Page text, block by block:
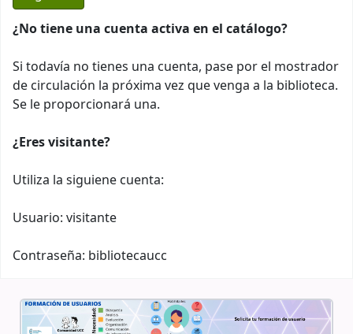
¿No tiene una cuenta activa en el catálogo?
Si todavía no tienes una cuenta, pase por el mostrador
de circulación la próxima vez que venga a la biblioteca.
Se le proporcionará una.
¿Eres visitante?
Utiliza la siguiene cuenta:
Usuario: visitante
Contraseña: bibliotecaucc